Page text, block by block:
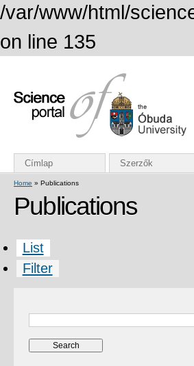
/var/www/html/
on line 135
Címlap Szerzők
Home » Publications
Publications
List
Filter